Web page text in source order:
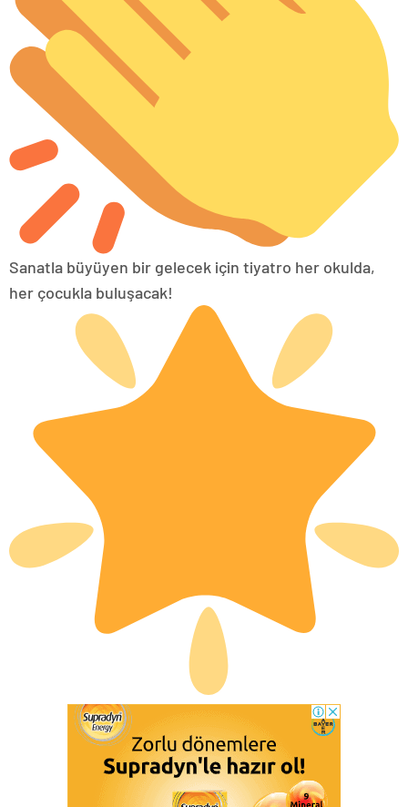
Sanatla büyüyen bir gelecek için tiyatro her okulda,
her çocukla buluşacak!